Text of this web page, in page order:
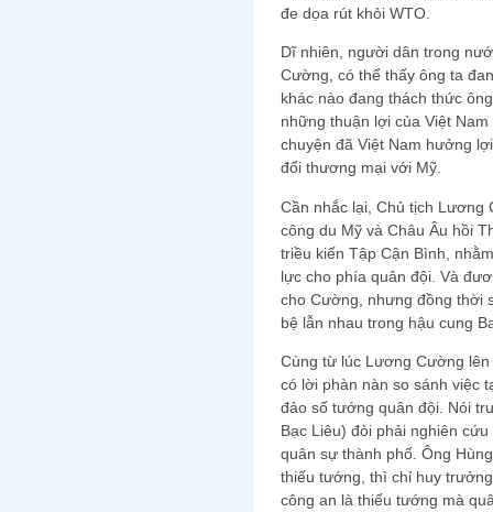
đe dọa rút khỏi WTO.
Dĩ nhiên, người dân trong
Cường, có thể thấy ông ta
khác nào đang thách thức
những thuận lợi của Việt
chuyện đã Việt Nam hưởng
đổi thương mại với Mỹ.
Cần nhắc lại, Chủ tịch
công du Mỹ và Châu Âu hồi
triều kiến Tập Cận Bình,
lực cho phía quân đội. Và
cho Cường, nhưng đồng thời
bệ lẫn nhau trong hậu cung
Cùng từ lúc Lương Cường
có lời phàn nàn so sánh việc
đảo số tướng quân đội. Nói
Bạc Liêu) đòi phải nghiên
quân sự thành phố. Ông
thiếu tướng, thì chỉ huy
công an là thiếu tướng mà